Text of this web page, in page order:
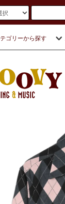
ゴリーから探す